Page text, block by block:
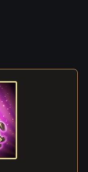
습니다. 안
겼습니다.
로 모든 힘
참혹한 상처
해 내달렸습
는 것처럼
이 깜깜해지
편에서 광채
는 거대한 괴
를 관찰하였
무시한 혓바